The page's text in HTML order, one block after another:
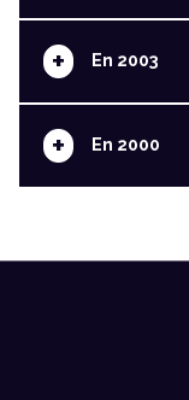
+ En 2003
+ En 2000